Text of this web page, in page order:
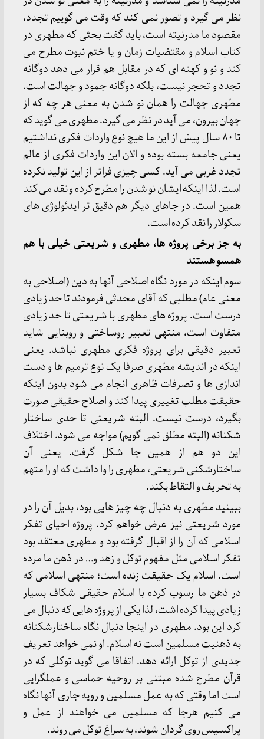
نظر می گیرد و تصور نمی کند که وقت می گوییم تجدد،
مقصود ما مدرنیته است، باید گفت بحثی که مطهری در
کتاب اسلام و مقتضیات زمان و یا ختم نبوت مطرح می
کند و نو و کهنه ای که در مقابل هم قرار می دهد دوگانه
تجدد و تحجر نیست، بلکه دوگانه جمود و جهالت است.
مطهری جهالت را همان نو شدن به معنی هر چه که از
جهان بیرون، می آید در نظر می گیرد. مطهری می گوید که
تا ۸۰ سال پیش از این ما هیچ نوع واردات فکری نداشتیم
یعنی جامعه بسته بوده و الان این واردات فکری از عالم
تجدد غربی می آید. کسی چیزی فراتر از این تولید نکرده
است. لذا اینکه ایشان نو شدن را مطرح کرده و نقد می کند
همین است. در جاهای دیگر هم دقیق تر ایدئولوژی های
سکولار را نقد کرده است.
به جز برخی پروژه ها، مطهری و شریعتی خیلی با هم
همسو هستند
سوم اینکه در مورد نگاه اصلاحی آنها به دین (اصلاحی به
معنی عام) مطلبی که آقای محدثی فرمودند تا حد زیادی
درست است. پروژه های مطهری با شریعتی تا حد زیادی
متفاوت است، منتهی تعبیر روساختی و روبنایی شاید
تعبیر دقیقی برای پروژه فکری مطهری نباشد. یعنی
اینکه در اندیشه مطهری صرفا یک نوع ترمیم ها و دست
اندازی ها و تصرفات ظاهری انجام می شود بدون اینکه
حقیقت مطلب تغییری پیدا کند و اصلاح حقیقی صورت
بگیرد، درست نیست. البته شریعتی تا حدی ساختار
شکنانه (البته مطلق نمی گویم) مواجه می شود. اختلاف
این دو هم از همین جا شکل گرفت. یعنی آن
ساختارشکنی شریعتی، مطهری را وا داشت که او را متهم
به تحریف و التقاط بکند.
ببینید مطهری به دنبال چه چیز هایی بود، بدیل آن را در
مورد شریعتی نیز عرض خواهم کرد. پروژه احیای تفکر
اسلامی که آن را از اقبال گرفته بود و مطهری معتقد بود
تفکر اسلامی مثل مفهوم توکل و زهد و… در ذهن ما مرده
است. اسلام یک حقیقت زنده است؛ منتهی اسلامی که
در ذهن ما رسوب کرده با اسلام حقیقی شکاف بسیار
زیادی پیدا کرده اشت، لذا یکی از پروژه هایی که دنبال می
کرد این بود. مطهری در اینجا دنبال نگاه ساختارشکنانه
به ذهنیت مسلمین است نه اسلام. او نمی خواهد تعریف
جدیدی از توکل ارائه دهد. اتفاقا می گوید توکلی که در
قرآن مطرح شده مبتنی بر روحیه حماسی و عملگرایی
است اما وقتی که به عمل مسلمین و رویه جاری آنها نگاه
می کنیم هرجا که مسلمین می خواهند از عمل و
پراکسیس روی گردان شوند، به سراغ توکل می روند.